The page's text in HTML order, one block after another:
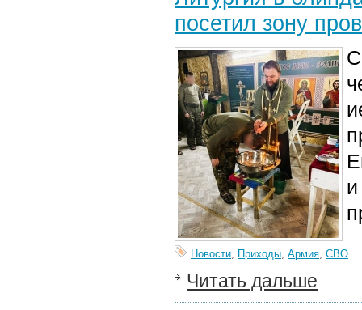
посетил зону
Новости, Приходы, Армия, СВО
Читать дальше